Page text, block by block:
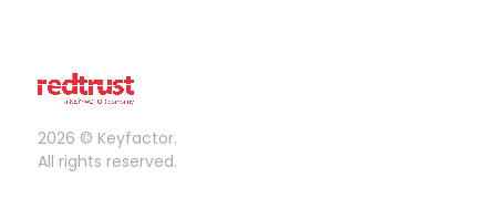
2026 © Keyfactor.
All rights reserved.